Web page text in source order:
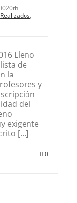
20th
,
Lleno
de
la
y
del
exigente
[...]
0